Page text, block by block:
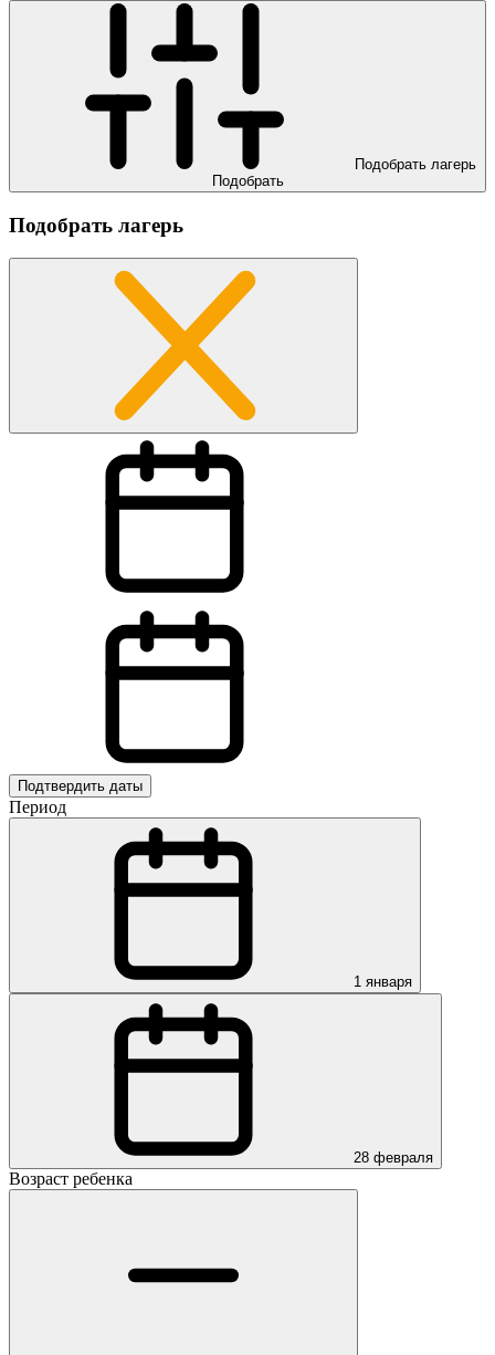
Подобрать лагерь
Подобрать
Подобрать лагерь
Подтвердить даты
Период
1 января
28 февраля
Возраст ребенка